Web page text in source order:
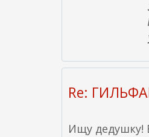
Re:
Ищу дедушку!